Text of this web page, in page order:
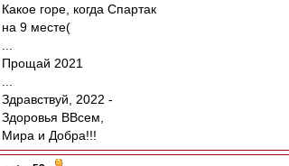
Какое горе, когда Спартак
на 9 месте(
Прощай 2021
Здравствуй, 2022 -
Здоровья ВВсем,
Мира и Добра!!!